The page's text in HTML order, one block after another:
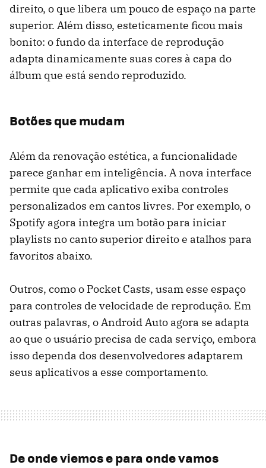
direito, o que libera um pouco de espaço na parte
superior. Além disso, esteticamente ficou mais
bonito: o fundo da interface de reprodução
adapta dinamicamente suas cores à capa do
álbum que está sendo reproduzido.
Botões que mudam
Além da renovação estética, a funcionalidade
parece ganhar em inteligência. A nova interface
permite que cada aplicativo exiba controles
personalizados em cantos livres. Por exemplo, o
Spotify agora integra um botão para iniciar
playlists no canto superior direito e atalhos para
favoritos abaixo.
Outros, como o Pocket Casts, usam esse espaço
para controles de velocidade de reprodução. Em
outras palavras, o Android Auto agora se adapta
ao que o usuário precisa de cada serviço, embora
isso dependa dos desenvolvedores adaptarem
seus aplicativos a esse comportamento.
De onde viemos e para onde vamos